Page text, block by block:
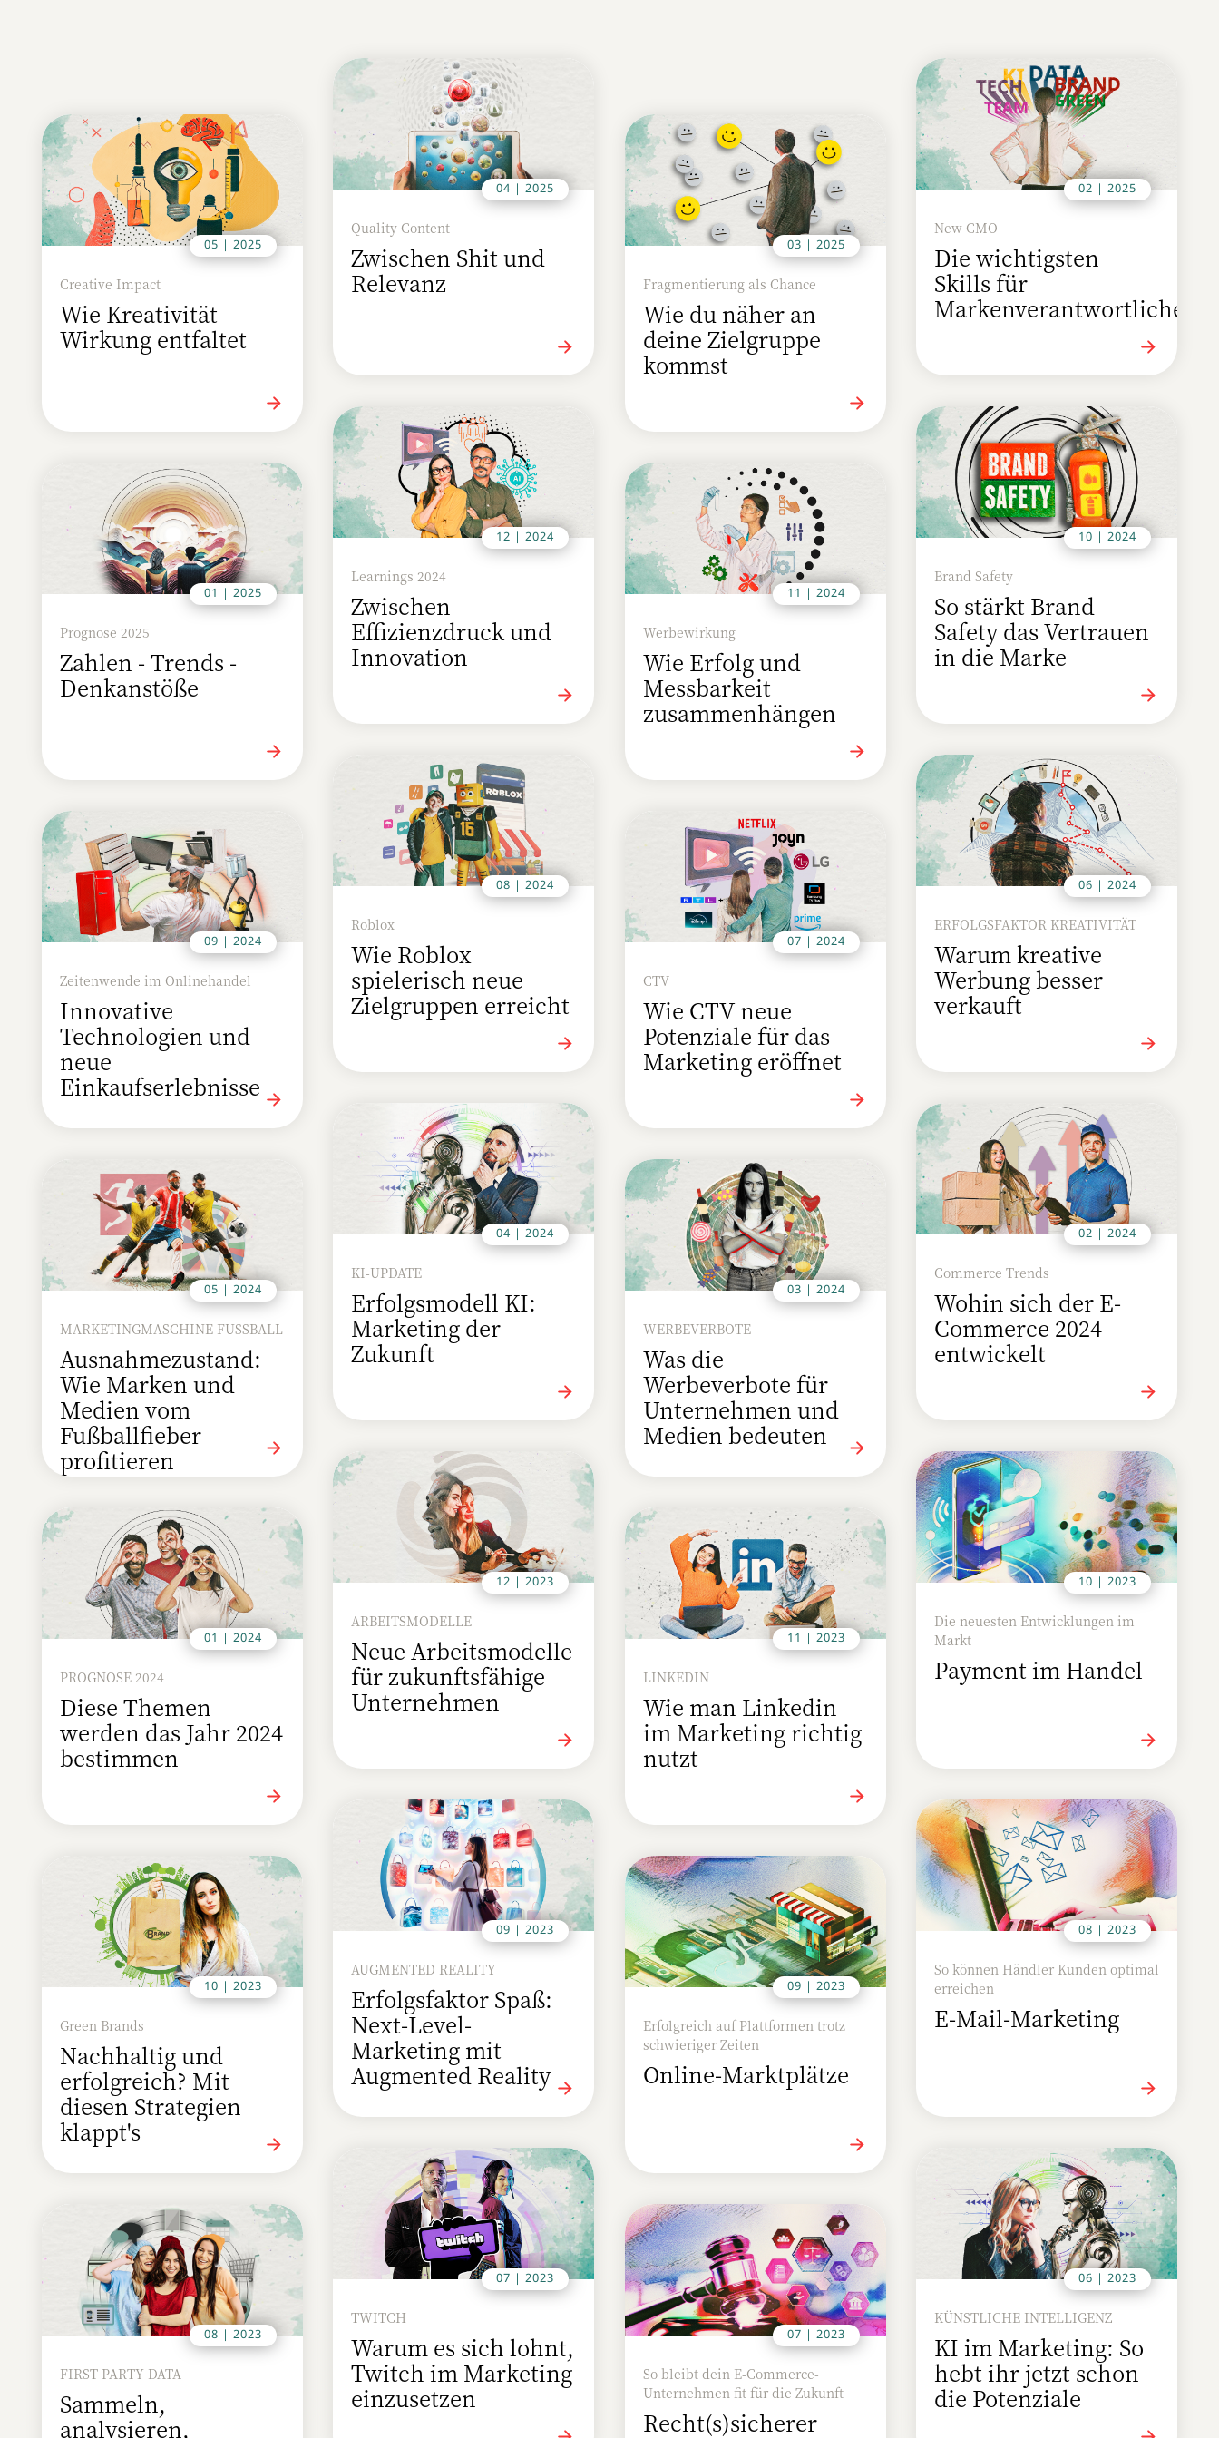
05 | 2025
Creative Impact
Wie Kreativität
Wirkung entfaltet
04 | 2025
Quality Content
Zwischen Shit und
Relevanz
03 | 2025
Fragmentierung als Chance
Wie du näher an
deine Zielgruppe
kommst
02 | 2025
New CMO
Die wichtigsten
Skills für
Markenverantwortliche
01 | 2025
Prognose 2025
Zahlen - Trends -
Denkanstöße
12 | 2024
Learnings 2024
Zwischen
Effizienzdruck und
Innovation
11 | 2024
Werbewirkung
Wie Erfolg und
Messbarkeit
zusammenhängen
10 | 2024
Brand Safety
So stärkt Brand
Safety das Vertrauen
in die Marke
09 | 2024
Zeitenwende im Onlinehandel
Innovative
Technologien und
neue
Einkaufserlebnisse
08 | 2024
Roblox
Wie Roblox
spielerisch neue
Zielgruppen erreicht
07 | 2024
CTV
Wie CTV neue
Potenziale für das
Marketing eröffnet
06 | 2024
ERFOLGSFAKTOR KREATIVITÄT
Warum kreative
Werbung besser
verkauft
05 | 2024
MARKETINGMASCHINE FUSSBALL
Ausnahmezustand:
Wie Marken und
Medien vom
Fußballfieber
profitieren
04 | 2024
KI-UPDATE
Erfolgsmodell KI:
Marketing der
Zukunft
03 | 2024
WERBEVERBOTE
Was die
Werbeverbote für
Unternehmen und
Medien bedeuten
02 | 2024
Commerce Trends
Wohin sich der E-
Commerce 2024
entwickelt
01 | 2024
PROGNOSE 2024
Diese Themen
werden das Jahr 2024
bestimmen
12 | 2023
ARBEITSMODELLE
Neue Arbeitsmodelle
für zukunftsfähige
Unternehmen
11 | 2023
LINKEDIN
Wie man Linkedin
im Marketing richtig
nutzt
10 | 2023
Die neuesten Entwicklungen im
Markt
Payment im Handel
10 | 2023
Green Brands
Nachhaltig und
erfolgreich? Mit
diesen Strategien
klappt's
09 | 2023
AUGMENTED REALITY
Erfolgsfaktor Spaß:
Next-Level-
Marketing mit
Augmented Reality
09 | 2023
Erfolgreich auf Plattformen trotz
schwieriger Zeiten
Online-Marktplätze
08 | 2023
So können Händler Kunden optimal
erreichen
E-Mail-Marketing
08 | 2023
FIRST PARTY DATA
Sammeln,
analysieren,
07 | 2023
TWITCH
Warum es sich lohnt,
Twitch im Marketing
einzusetzen
07 | 2023
So bleibt dein E-Commerce-
Unternehmen fit für die Zukunft
Recht(s)sicherer
06 | 2023
KÜNSTLICHE INTELLIGENZ
KI im Marketing: So
hebt ihr jetzt schon
die Potenziale